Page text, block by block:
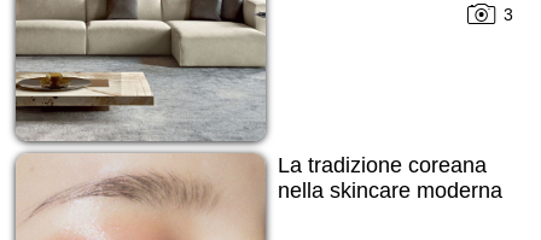
3
La tradizione coreana
nella skincare moderna